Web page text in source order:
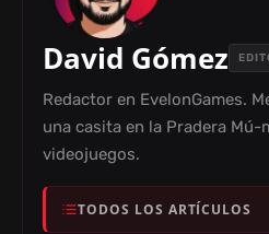
David Gómez
Redactor en EvelonGames.
una casita en la Pradera
videojuegos.
TODOS LOS ARTÍCULOS